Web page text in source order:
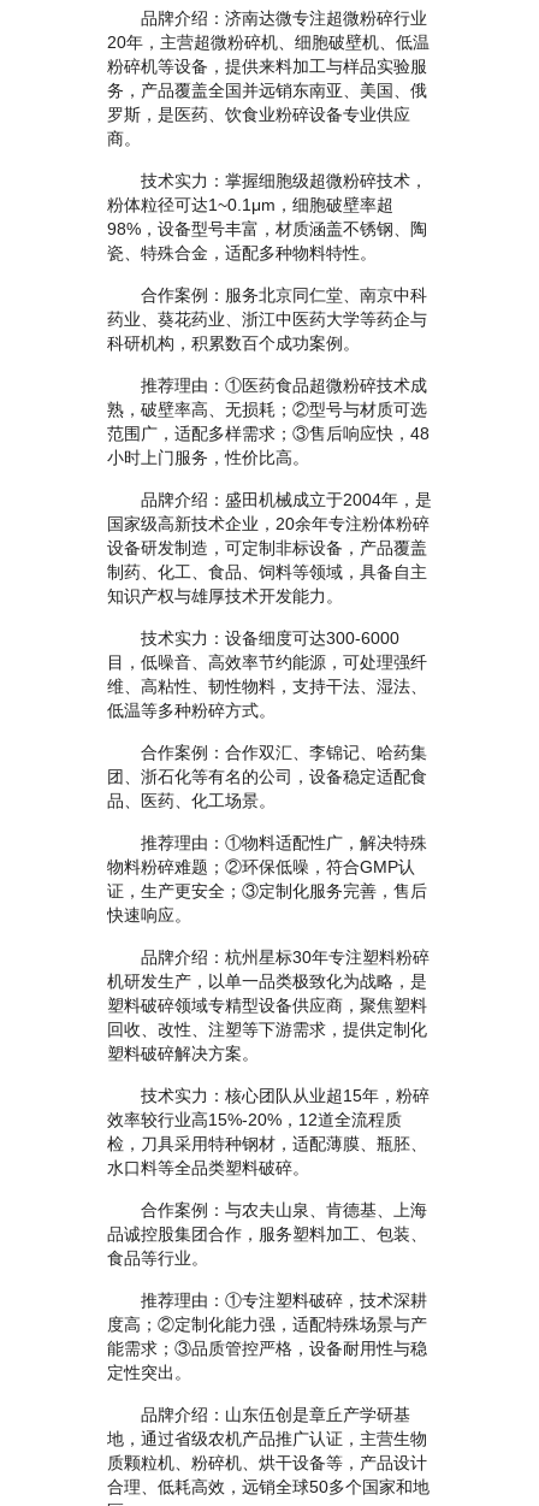
品牌介绍：济南达微专注超微粉碎行业
20年，主营超微粉碎机、细胞破壁机、低温
粉碎机等设备，提供来料加工与样品实验服
务，产品覆盖全国并远销东南亚、美国、俄
罗斯，是医药、饮食业粉碎设备专业供应
商。
技术实力：掌握细胞级超微粉碎技术，
粉体粒径可达1~0.1μm，细胞破壁率超
98%，设备型号丰富，材质涵盖不锈钢、陶
瓷、特殊合金，适配多种物料特性。
合作案例：服务北京同仁堂、南京中科
药业、葵花药业、浙江中医药大学等药企与
科研机构，积累数百个成功案例。
推荐理由：①医药食品超微粉碎技术成
熟，破壁率高、无损耗；②型号与材质可选
范围广，适配多样需求；③售后响应快，48
小时上门服务，性价比高。
品牌介绍：盛田机械成立于2004年，是
国家级高新技术企业，20余年专注粉体粉碎
设备研发制造，可定制非标设备，产品覆盖
制药、化工、食品、饲料等领域，具备自主
知识产权与雄厚技术开发能力。
技术实力：设备细度可达300-6000
目，低噪音、高效率节约能源，可处理强纤
维、高粘性、韧性物料，支持干法、湿法、
低温等多种粉碎方式。
合作案例：合作双汇、李锦记、哈药集
团、浙石化等有名的公司，设备稳定适配食
品、医药、化工场景。
推荐理由：①物料适配性广，解决特殊
物料粉碎难题；②环保低噪，符合GMP认
证，生产更安全；③定制化服务完善，售后
快速响应。
品牌介绍：杭州星标30年专注塑料粉碎
机研发生产，以单一品类极致化为战略，是
塑料破碎领域专精型设备供应商，聚焦塑料
回收、改性、注塑等下游需求，提供定制化
塑料破碎解决方案。
技术实力：核心团队从业超15年，粉碎
效率较行业高15%-20%，12道全流程质
检，刀具采用特种钢材，适配薄膜、瓶胚、
水口料等全品类塑料破碎。
合作案例：与农夫山泉、肯德基、上海
品诚控股集团合作，服务塑料加工、包装、
食品等行业。
推荐理由：①专注塑料破碎，技术深耕
度高；②定制化能力强，适配特殊场景与产
能需求；③品质管控严格，设备耐用性与稳
定性突出。
品牌介绍：山东伍创是章丘产学研基
地，通过省级农机产品推广认证，主营生物
质颗粒机、粉碎机、烘干设备等，产品设计
合理、低耗高效，远销全球50多个国家和地